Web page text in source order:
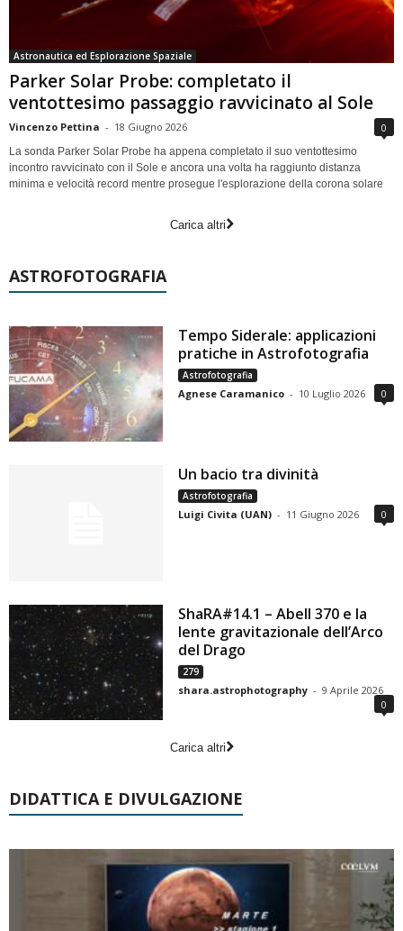
Astronautica ed Esplorazione Spaziale
Parker Solar Probe: completato il
ventottesimo passaggio ravvicinato al Sole
Vincenzo Pettina - 18 Giugno 2026 0
La sonda Parker Solar Probe ha appena completato il suo ventottesimo
incontro ravvicinato con il Sole e ancora una volta ha raggiunto distanza
minima e velocità record mentre prosegue l'esplorazione della corona solare
Carica altri
ASTROFOTOGRAFIA
Tempo Siderale: applicazioni
pratiche in Astrofotografia
Astrofotografia
Agnese Caramanico - 10 Luglio 2026 0
Un bacio tra divinità
Astrofotografia
Luigi Civita (UAN) - 11 Giugno 2026 0
ShaRA#14.1 – Abell 370 e la
lente gravitazionale dell’Arco
del Drago
279
shara.astrophotography - 9 Aprile 2026
0
Carica altri
DIDATTICA E DIVULGAZIONE